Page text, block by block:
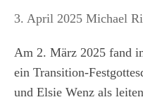
3. April 2025 Michael
Am 2. März 2025 fand
ein Transition-
und Elsie Wenz als